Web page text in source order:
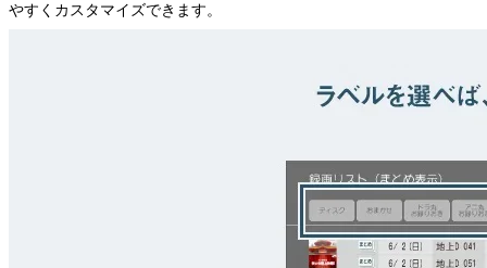
やすくカスタマイズできます。